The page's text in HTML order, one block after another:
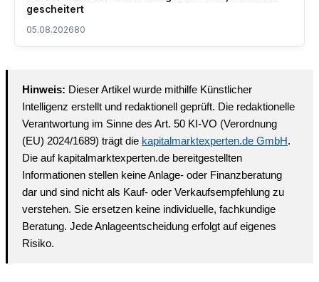
gescheitert
05.08.202680
Hinweis: Dieser Artikel wurde mithilfe Künstlicher
Intelligenz erstellt und redaktionell geprüft. Die redaktionelle
Verantwortung im Sinne des Art. 50 KI-VO (Verordnung
(EU) 2024/1689) trägt die kapitalmarktexperten.de GmbH.
Die auf kapitalmarktexperten.de bereitgestellten
Informationen stellen keine Anlage- oder Finanzberatung
dar und sind nicht als Kauf- oder Verkaufsempfehlung zu
verstehen. Sie ersetzen keine individuelle, fachkundige
Beratung. Jede Anlageentscheidung erfolgt auf eigenes
Risiko.